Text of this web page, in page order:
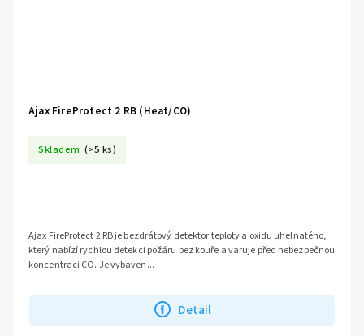
Ajax FireProtect 2 RB (Heat/CO)
Skladem (>5 ks)
Detail
Ajax FireProtect 2 RB je bezdrátový detektor teploty a oxidu uhelnatého,
který nabízí rychlou detekci požáru bez kouře a varuje před nebezpečnou
koncentrací CO. Je vybaven...